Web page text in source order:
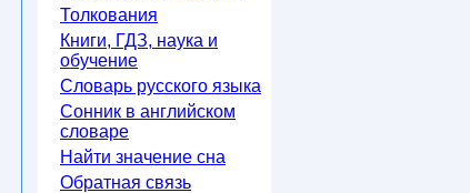
Толкования
Книги, ГДЗ, наука и
обучение
Словарь русского языка
Сонник в английском
словаре
Найти значение сна
Обратная связь